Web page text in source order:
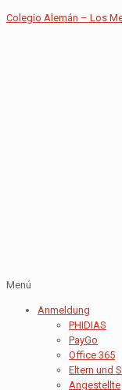
Colegio Alemán – Los
Menú
Anmeldung
PHIDIAS
PayGo
Office 365
Eltern und
Angestellte